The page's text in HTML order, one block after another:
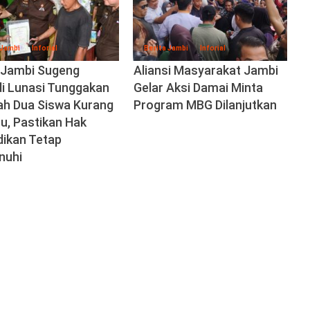
Inforial
Sugeng
Lunasi Tunggakan
Dua Siswa Kurang
Pastikan Hak
Tetap
Berita Jambi Inforial
Aliansi Masyarakat Jambi
Gelar Aksi Damai Minta
Program MBG Dilanjutkan